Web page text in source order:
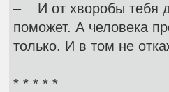
– И от хворобы тебя
поможет. А человека
только. И в том не
* * * * *